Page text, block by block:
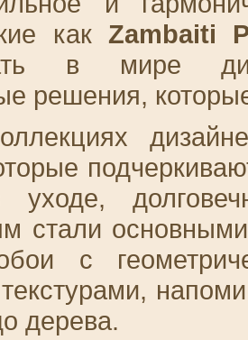
как Zambaiti
в мире
решения,
уходе,
стали
с
дерева.